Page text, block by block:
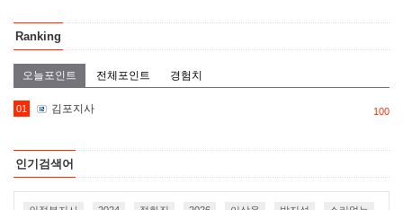
Ranking
오늘포인트 전체포인트 경험치
01 김포지사 100
인기검색어